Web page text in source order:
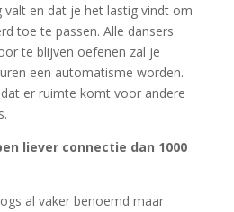
valt en dat je het lastig vindt om
toe te passen. Alle dansers
te blijven oefenen zal je
een automatisme worden.
er ruimte komt voor andere
liever connectie dan 1000
al vaker benoemd maar